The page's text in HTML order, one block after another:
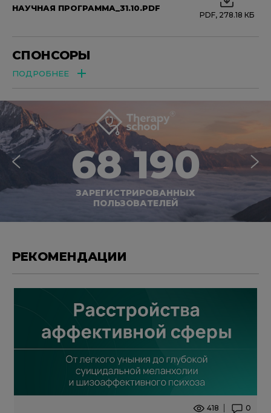
НАУЧНАЯ ПРОГРАММА_31.10.PDF
PDF, 278.18 КБ
СПОНСОРЫ
ПОДРОБНЕЕ
68 190
ЗАРЕГИСТРИРОВАННЫХ
ПОЛЬЗОВАТЕЛЕЙ
РЕКОМЕНДАЦИИ
418 0